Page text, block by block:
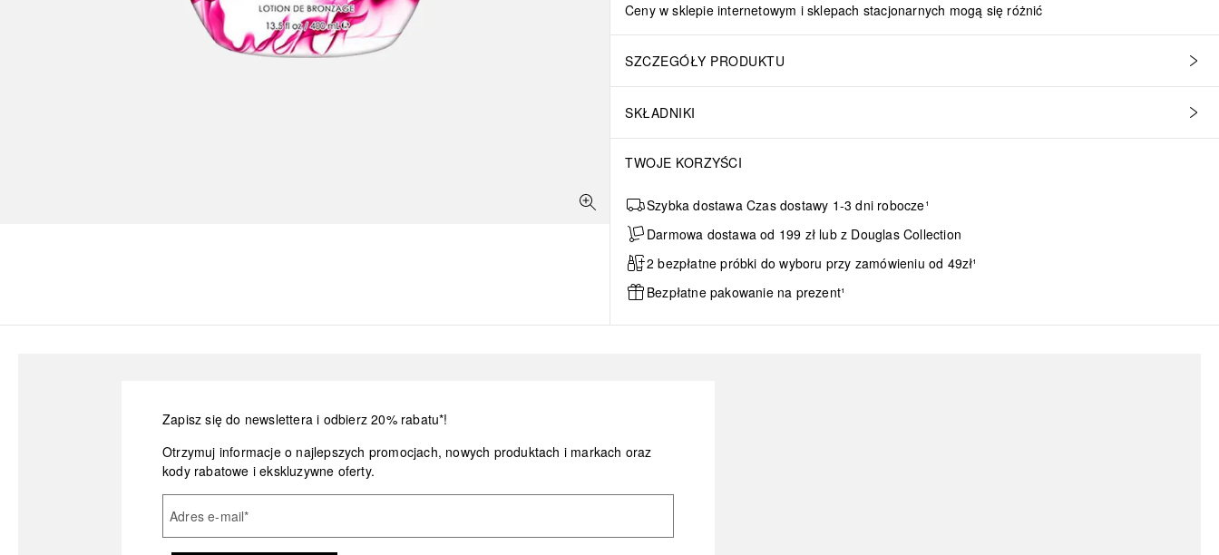
Ceny w sklepie internetowym i sklepach stacjonarnych mogą się różnić
SZCZEGÓŁY PRODUKTU
SKŁADNIKI
TWOJE KORZYŚCI
Szybka dostawa Czas dostawy 1-3 dni robocze¹
Darmowa dostawa od 199 zł lub z Douglas Collection
2 bezpłatne próbki do wyboru przy zamówieniu od 49zł¹
Bezpłatne pakowanie na prezent¹
Zapisz się do newslettera i odbierz 20% rabatu*!
Otrzymuj informacje o najlepszych promocjach, nowych produktach i markach oraz
kody rabatowe i ekskluzywne oferty.
Adres e-mail*